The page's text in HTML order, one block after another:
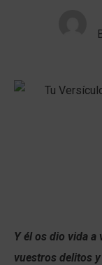
Y él os dio vida a
vuestros delitos